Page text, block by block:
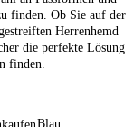
finden. Ob Sie auf der
Herrenhemd
die perfekte Lösung
finden.
Blau